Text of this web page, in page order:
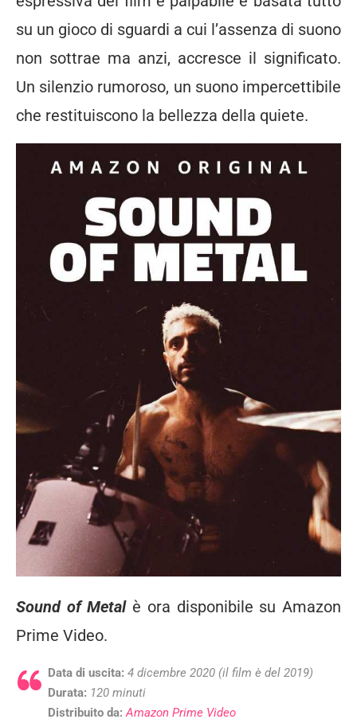
su un gioco di sguardi a cui l’assenza di suono
non sottrae ma anzi, accresce il significato.
Un silenzio rumoroso, un suono impercettibile
che restituiscono la bellezza della quiete.
Sound of Metalè ora disponibile su Amazon
Prime Video.
Data di uscita: 4 dicembre 2020 (il film è del 2019)
Durata: 120 minuti
Distribuito da:Amazon Prime Video